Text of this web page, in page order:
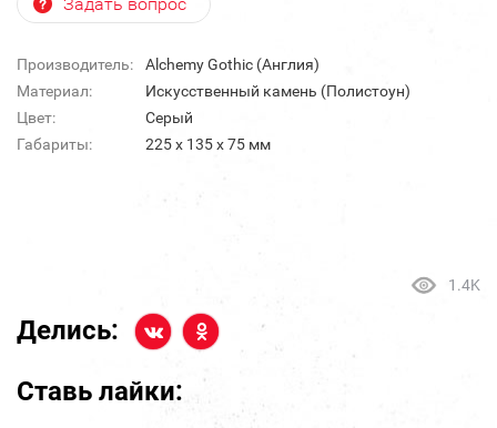
Производитель:
Alchemy Gothic (Англия)
Материал:
Искусственный камень (Полистоун)
Цвет:
Серый
Габариты:
225 х 135 х 75 мм
1.4K
Делись:
Ставь лайки: